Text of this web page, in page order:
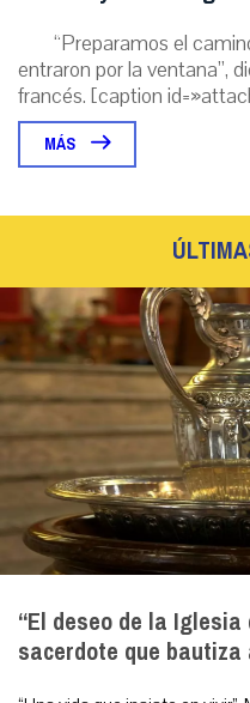
“Preparamos el
entraron por la ventana”,
francés. [caption
MÁS
“El deseo de la
sacerdote que